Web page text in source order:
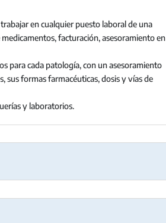
en cualquier puesto laboral de una
facturación, asesoramiento en
para cada patología, con un asesoramiento
sus formas farmacéuticas, dosis y vías de
y laboratorios.